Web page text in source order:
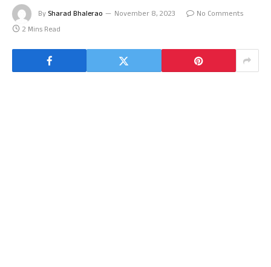
By Sharad Bhalerao November 8, 2023
No Comments
2 Mins Read